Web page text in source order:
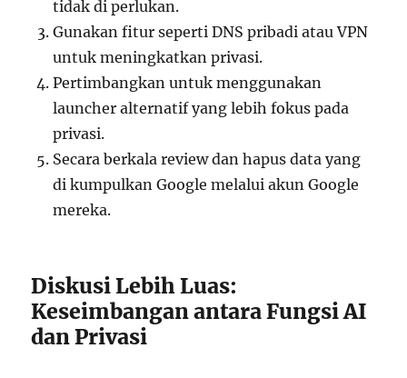
tidak di perlukan.
Gunakan fitur seperti DNS pribadi atau VPN
untuk meningkatkan privasi.
Pertimbangkan untuk menggunakan
launcher alternatif yang lebih fokus pada
privasi.
Secara berkala review dan hapus data yang
di kumpulkan Google melalui akun Google
mereka.
Diskusi Lebih Luas:
Keseimbangan antara Fungsi AI
dan Privasi